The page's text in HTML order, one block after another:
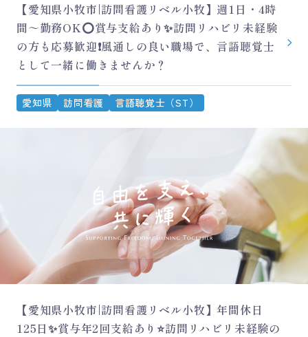
【愛知県小牧市|訪問看護リベル小牧】週1日・4時
間～勤務OK⭕賞与支給あり✨訪問リハビリ未経験
の方も応募歓迎❗風通しの良い職場で、言語聴覚士
として一緒に働きませんか？
愛知県 訪問看護 言語聴覚士（ST）
【愛知県小牧市|訪問看護リベル小牧】年間休日
125日✨賞与年2回支給あり⭐訪問リハビリ未経験の